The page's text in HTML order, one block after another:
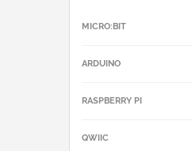
MICRO:BIT
ARDUINO
RASPBERRY PI
QWIIC